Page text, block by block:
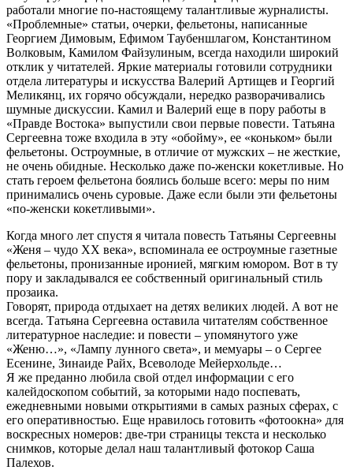
работали многие по-настоящему талантливые журналисты.
«Проблемные» статьи, очерки, фельетоны, написанные
Георгием Димовым, Ефимом Таубеншлагом, Константином
Волковым, Камилом Файзулиным, всегда находили широкий
отклик у читателей. Яркие материалы готовили сотрудники
отдела литературы и искусства Валерий Артищев и Георгий
Меликянц, их горячо обсуждали, нередко разворачивались
шумные дискуссии. Камил и Валерий еще в пору работы в
«Правде Востока» выпустили свои первые повести. Татьяна
Сергеевна тоже входила в эту «обойму», ее «коньком» были
фельетоны. Остроумные, в отличие от мужских – не жесткие,
не очень обидные. Несколько даже по-женски кокетливые. Но
стать героем фельетона боялись больше всего: меры по ним
принимались очень суровые. Даже если были эти фельетоны
«по-женски кокетливыми».
Когда много лет спустя я читала повесть Татьяны Сергеевны
«Женя – чудо ХХ века», вспоминала ее остроумные газетные
фельетоны, пронизанные иронией, мягким юмором. Вот в ту
пору и закладывался ее собственный оригинальный стиль
прозаика.
Говорят, природа отдыхает на детях великих людей. А вот не
всегда. Татьяна Сергеевна оставила читателям собственное
литературное наследие: и повести – упомянутого уже
«Женю…», «Лампу лунного света», и мемуары – о Сергее
Есенине, Зинаиде Райх, Всеволоде Мейерхольде…
Я же преданно любила свой отдел информации с его
калейдоскопом событий, за которыми надо поспевать,
ежедневными новыми открытиями в самых разных сферах, с
его оперативностью. Еще нравилось готовить «фотоокна» для
воскресных номеров: две-три страницы текста и несколько
снимков, которые делал наш талантливый фотокор Саша
Палехов.